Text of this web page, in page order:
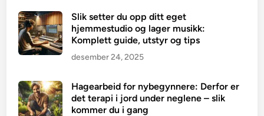
Slik setter du opp ditt eget
hjemmestudio og lager musikk:
Komplett guide, utstyr og tips
desember 24, 2025
Hagearbeid for nybegynnere: Derfor er
det terapi i jord under neglene – slik
kommer du i gang